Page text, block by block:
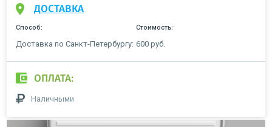
ДОСТАВКА
Способ: Стоимость:
Доставка по Санкт-Петербургу: 600 руб.
ОПЛАТА:
Наличными